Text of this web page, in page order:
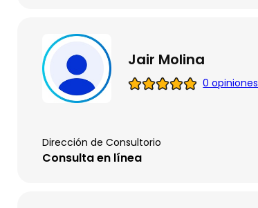
Jair Molina
0 opiniones
Dirección de Consultorio
Consulta en línea